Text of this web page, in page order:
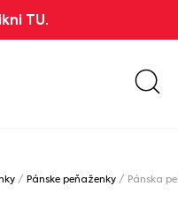
TU.
/Pánske peňaženky / Pánska